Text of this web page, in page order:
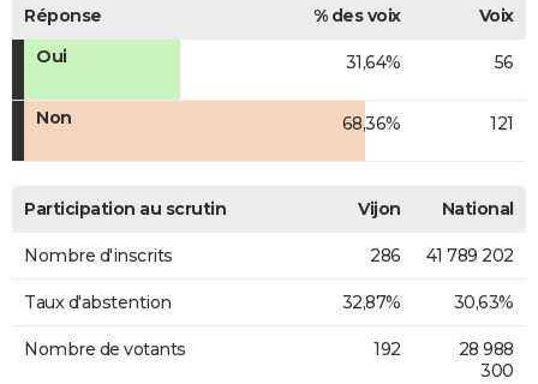
Réponse % des voix
Voix
Oui
31,64% 56
Non 68,36% 121
Participation au scrutin Vijon National
Nombre d'inscrits 286 41 789 202
Taux d'abstention 32,87% 30,63%
Nombre de votants 192
28 988
300